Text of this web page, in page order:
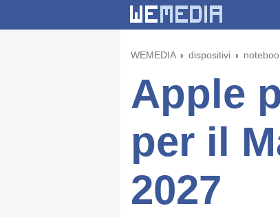
WEMEDIA dispositivi
Apple
per il
2027